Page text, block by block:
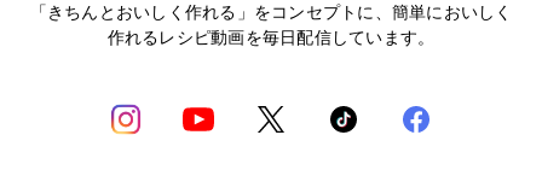
「きちんとおいしく作れる」をコンセプトに、簡単においしく
作れるレシピ動画を毎日配信しています。